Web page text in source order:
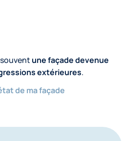
une façade devenue
extérieures.
de ma façade